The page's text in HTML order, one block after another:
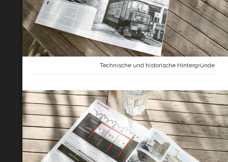
Technische und historische Hintergründe